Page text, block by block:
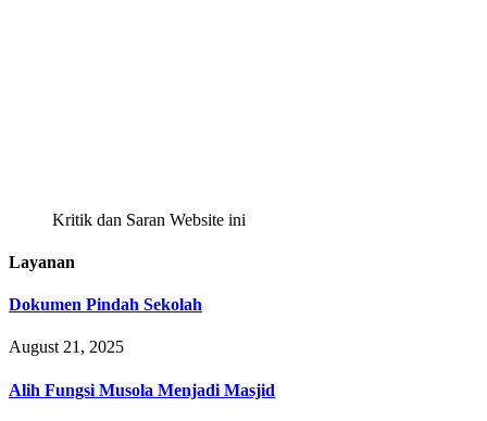
Kritik dan Saran Website ini
Layanan
Dokumen Pindah Sekolah
August 21, 2025
Alih Fungsi Musola Menjadi Masjid